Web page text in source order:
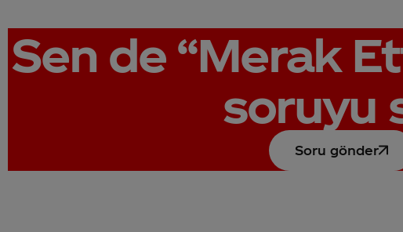
Sen de “Merak
soruyu
Soru gönder